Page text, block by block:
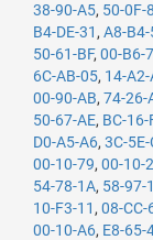
38-90-A5, 50-0F-
B4-DE-31 , A8-
50-61-BF, 00-B6-
6C-AB-05, 14-A2-
00-90-AB, 74-26-
50-67-AE, BC-16-
D0-A5-A6, 3C-5E-
00-10-79, 00-10-
54-78-1A, 58-97-
10-F3-11 , 08-CC-
00-10-A6, E8-65-